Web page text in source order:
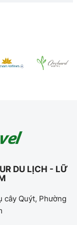
DU LỊCH - LỮ
cây Quýt, Phường